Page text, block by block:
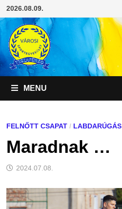
Skip
to
content
2026.08.09.
MENU
FELNŐTT CSAPAT/ LABDARÚGÁS
Maradnak …
2024.07.08.